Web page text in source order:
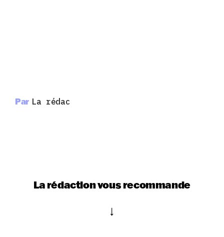
Par La rédac
La rédaction vous recommande